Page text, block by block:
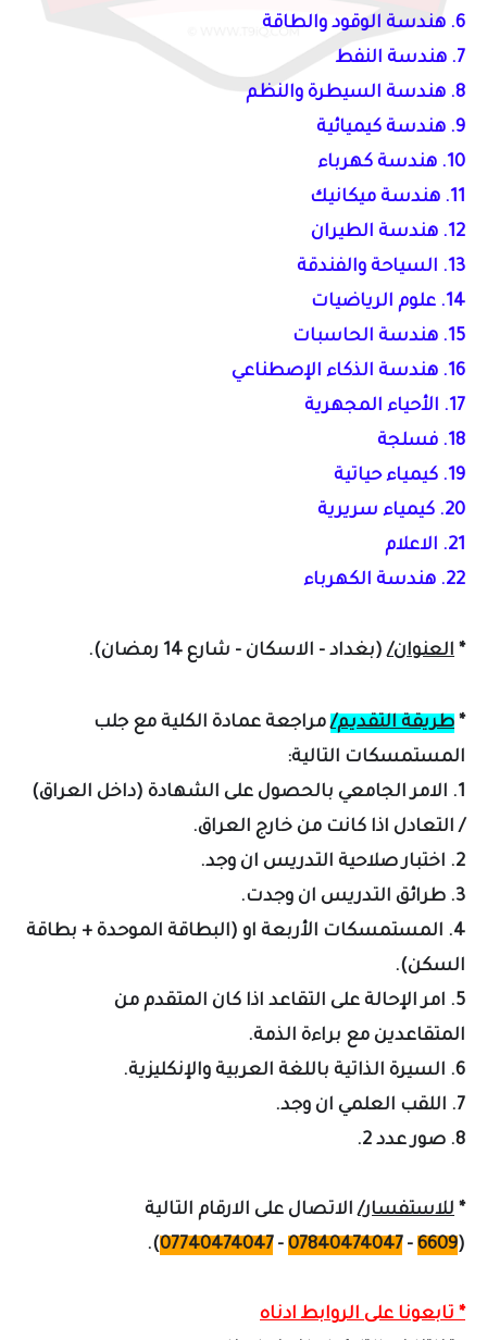
6. هندسة الوقود والطاقة
7. هندسة النفط
8. هندسة السيطرة والنظم
9. هندسة كيميائية
10. هندسة كهرباء
11. هندسة ميكانيك
12. هندسة الطيران
13. السياحة والفندقة
14. علوم الرياضيات
15. هندسة الحاسبات
16. هندسة الذكاء الإصطناعي
17. الأحياء المجهرية
18. فسلجة
19. كيمياء حياتية
20. كيمياء سريرية
21. الاعلام
22. هندسة الكهرباء
* العنوان/ (بغداد - الاسكان - شارع 14 رمضان).
* طريقة التقديم/مراجعة عمادة الكلية مع جلب
المستمسكات التالية:
1. الامر الجامعي بالحصول على الشهادة (داخل العراق)
/ التعادل اذا كانت من خارج العراق.
2. اختبار صلاحية التدريس ان وجد.
3. طرائق التدريس ان وجدت.
4. المستمسكات الأربعة او (البطاقة الموحدة + بطاقة
السكن).
5. امر الإحالة على التقاعد اذا كان المتقدم من
المتقاعدين مع براءة الذمة.
6. السيرة الذاتية باللغة العربية والإنكليزية.
7. اللقب العلمي ان وجد.
8. صور عدد 2.
* للاستفسار/الاتصال على الارقام التالية
(
6609
-
07840474047
-
07740474047
).
* تابعونا على الروابط ادناه